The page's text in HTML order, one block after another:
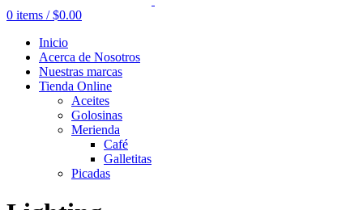
0 items / $0.00
Inicio
Acerca de Nosotros
Nuestras marcas
Tienda Online
Aceites
Golosinas
Merienda
Café
Galletitas
Picadas